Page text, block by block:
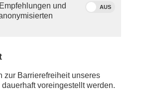
und
AUS
zur Barrierefreiheit unseres
voreingestellt werden.